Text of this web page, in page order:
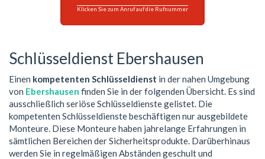
Klicken Sie zum Anruf auf die Rufnummer
Schlüsseldienst Ebershausen
Einen kompetenten Schlüsseldienst in der nahen Umgebung
von Ebershausen finden Sie in der folgenden Übersicht. Es sind
ausschließlich seriöse Schlüsseldienste gelistet. Die
kompetenten Schlüsseldienste beschäftigen nur ausgebildete
Monteure. Diese Monteure haben jahrelange Erfahrungen in
sämtlichen Bereichen der Sicherheitsprodukte. Darüberhinaus
werden Sie in regelmäßigen Abständen geschult und